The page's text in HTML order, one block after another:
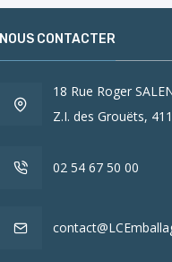
NOUS CONTACTER
18 Rue Roger
Z.I. des Grouëts,
02 54 67 50 00